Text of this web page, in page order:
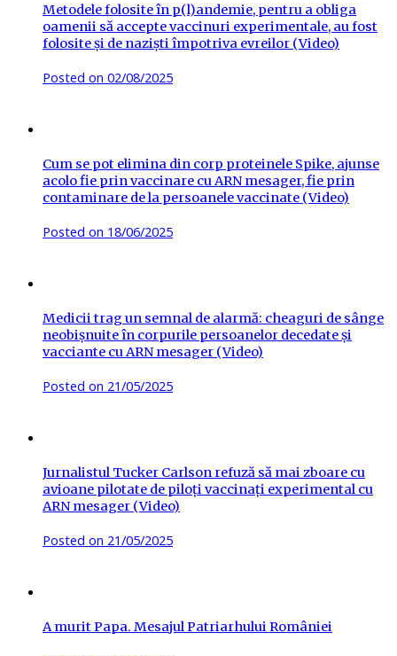
Metodele folosite în p(l)andemie, pentru a obliga
oamenii să accepte vaccinuri experimentale, au fost
folosite și de naziști împotriva evreilor (Video)
Posted on 02/08/2025
Cum se pot elimina din corp proteinele Spike, ajunse
acolo fie prin vaccinare cu ARN mesager, fie prin
contaminare de la persoanele vaccinate (Video)
Posted on 18/06/2025
Medicii trag un semnal de alarmă: cheaguri de sânge
neobișnuite în corpurile persoanelor decedate și
vacciante cu ARN mesager (Video)
Posted on 21/05/2025
Jurnalistul Tucker Carlson refuză să mai zboare cu
avioane pilotate de piloți vaccinați experimental cu
ARN mesager (Video)
Posted on 21/05/2025
A murit Papa. Mesajul Patriarhului României